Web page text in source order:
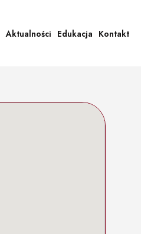
Aktualności Edukacja Kontakt